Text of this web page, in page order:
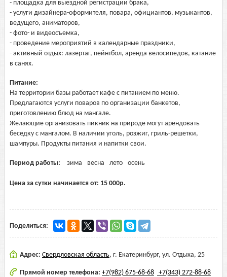
- площадка для выездной регистрации брака,
- услуги дизайнера-оформителя, повара, официантов, музыкантов,
ведущего, аниматоров,
- фото- и видеосъемка,
- проведение мероприятий в календарные праздники,
- активный отдых: лазертаг, пейнтбол, аренда велосипедов, катание
в санях.
Питание:
На территории базы работает кафе с питанием по меню.
Предлагаются услуги поваров по организации банкетов,
приготовлению блюд на мангале.
Желающие организовать пикник на природе могут арендовать
беседку с мангалом. В наличии уголь, розжиг, гриль-решетки,
шампуры. Продукты питания и напитки свои.
Период работы: зима весна лето осень
Цена за сутки начинается от: 15 000р.
Поделиться:
Адрес: Свердловская область, г. Екатеринбург, ул. Отдыха, 25
Прямой номер телефона: +7(982) 675-68-68 +7(343) 272-88-68